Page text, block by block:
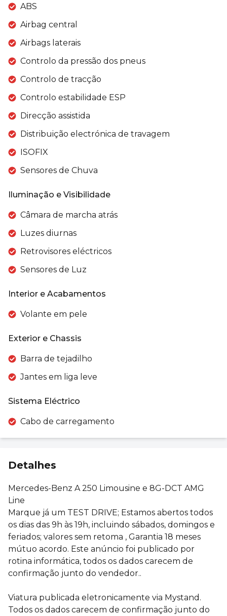
ABS
Airbag central
Airbags laterais
Controlo da pressão dos pneus
Controlo de tracção
Controlo estabilidade ESP
Direcção assistida
Distribuição electrónica de travagem
ISOFIX
Sensores de Chuva
Iluminação e Visibilidade
Câmara de marcha atrás
Luzes diurnas
Retrovisores eléctricos
Sensores de Luz
Interior e Acabamentos
Volante em pele
Exterior e Chassis
Barra de tejadilho
Jantes em liga leve
Sistema Eléctrico
Cabo de carregamento
Detalhes
Mercedes-Benz A 250 Limousine e 8G-DCT AMG
Line
Marque já um TEST DRIVE; Estamos abertos todos
os dias das 9h às 19h, incluindo sábados, domingos e
feriados; valores sem retoma , Garantia 18 meses
mútuo acordo. Este anúncio foi publicado por
rotina informática, todos os dados carecem de
confirmação junto do vendedor..
Viatura publicada eletronicamente via Mystand.
Todos os dados carecem de confirmação junto do